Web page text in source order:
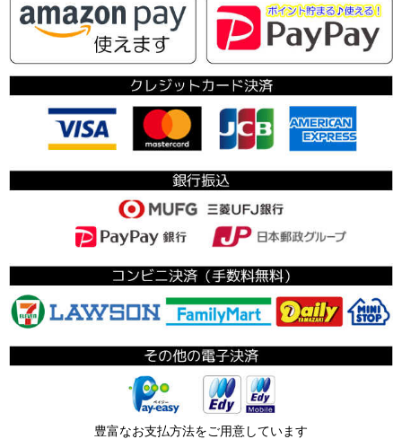
豊富なお支払方法をご用意しています